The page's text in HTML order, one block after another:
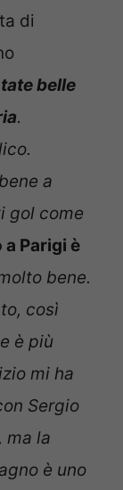
di
belle
.
a
gol come
Parigi è
bene.
così
è più
mi ha
Sergio
ma la
è uno